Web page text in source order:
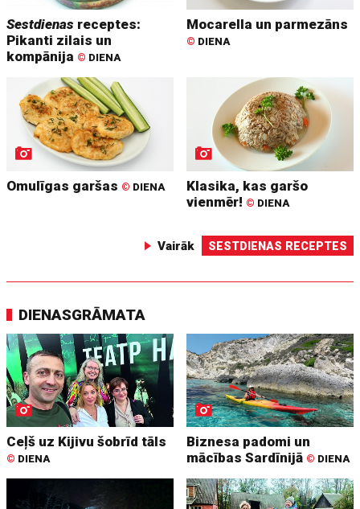
Sestdienas receptes:
Pikanti zilais un
kompānija © DIENA
Mocarella un parmezāns
© DIENA
Omulīgas garšas © DIENA
Klasika, kas garšo
vienmēr! © DIENA
Vairāk SESTDIENAS RECEPTES
DIENASGRĀMATA
Ceļš uz Kijivu šobrīd tāls
© DIENA
Biznesa padomi un
mācības Sardīnijā © DIENA